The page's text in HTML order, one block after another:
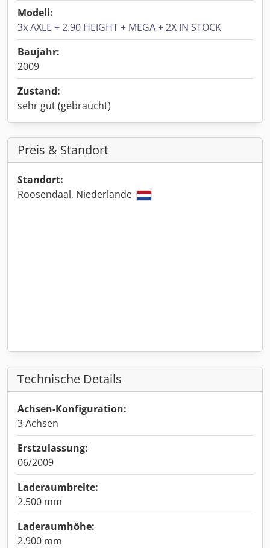
Modell:
3x AXLE + 2.90 HEIGHT + MEGA + 2X IN STOCK
Baujahr:
2009
Zustand:
sehr gut (gebraucht)
Preis & Standort
Standort:
Roosendaal, Niederlande
Technische Details
Achsen-Konfiguration:
3 Achsen
Erstzulassung:
06/2009
Laderaumbreite:
2.500 mm
Laderaumhöhe:
2.900 mm